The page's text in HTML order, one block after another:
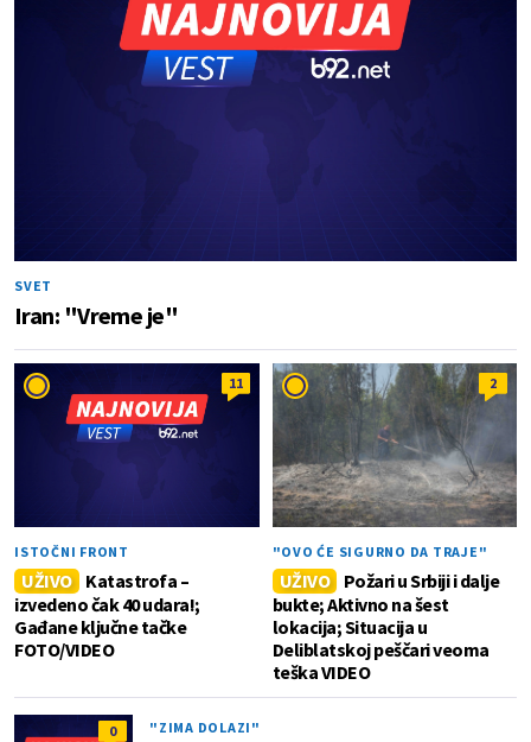
SVET
Iran: "Vreme je"
11
ISTOČNI FRONT
UŽIVO
Katastrofa –
izvedeno čak 40 udara!;
Gađane ključne tačke
FOTO/VIDEO
2
"OVO ĆE SIGURNO DA TRAJE"
UŽIVO
Požari u Srbiji i dalje
bukte; Aktivno na šest
lokacija; Situacija u
Deliblatskoj peščari veoma
teška VIDEO
0 "ZIMA DOLAZI"